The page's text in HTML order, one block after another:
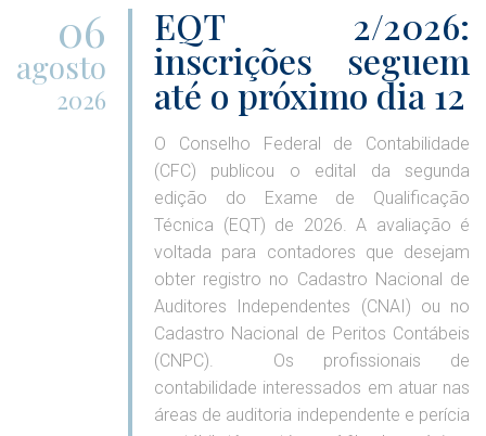
06
agosto
2026
EQT 2/2026:
inscrições seguem
até o próximo dia 12
O Conselho Federal de Contabilidade
(CFC) publicou o edital da segunda
edição do Exame de Qualificação
Técnica (EQT) de 2026. A avaliação é
voltada para contadores que desejam
obter registro no Cadastro Nacional de
Auditores Independentes (CNAI) ou no
Cadastro Nacional de Peritos Contábeis
(CNPC). Os profissionais de
contabilidade interessados em atuar nas
áreas de auditoria independente e perícia